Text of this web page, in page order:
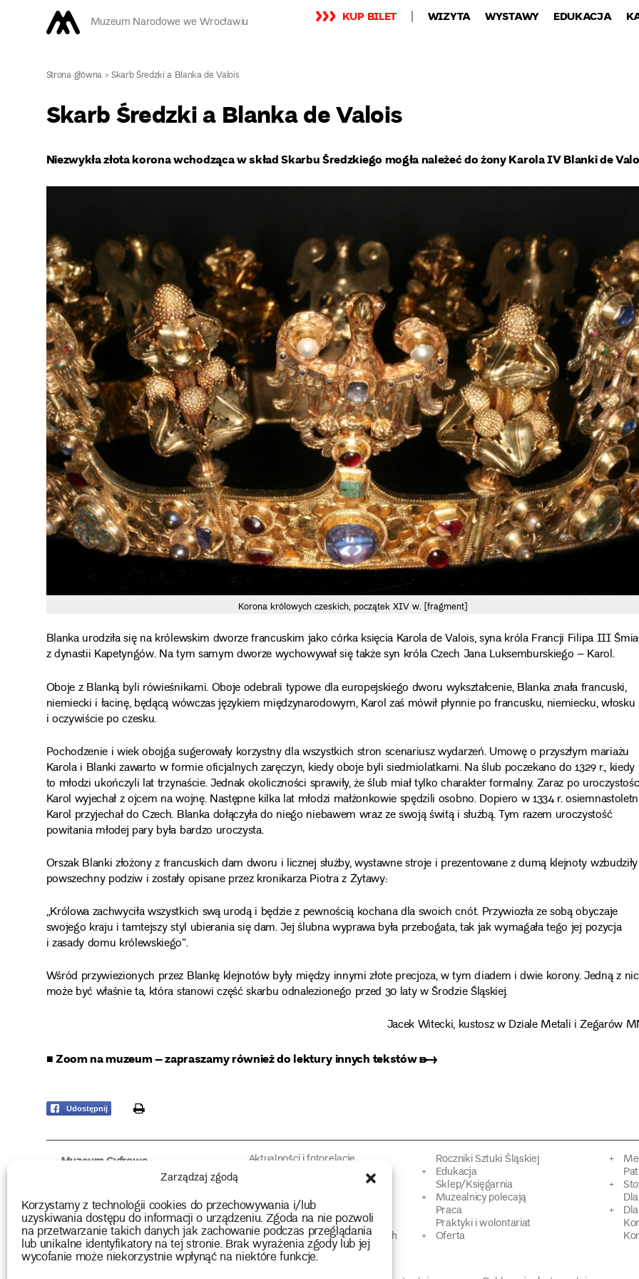
Zarządzaj zgodą
Korzystamy z technologii cookies do przechowywania i/lub
uzyskiwania dostępu do informacji o urządzeniu. Zgoda na nie pozwoli
na przetwarzanie takich danych jak zachowanie podczas przeglądania
lub unikalne identyfikatory na tej stronie. Brak wyrażenia zgody lub jej
wycofanie może niekorzystnie wpłynąć na niektóre funkcje.
Muzeum Narodowe we Wrocławiu KUP BILET WIZYTA WYSTAWY EDUKACJA
Strona główna>Skarb Średzki a Blanka de Valois
Skarb Średzki a Blanka de Valois
Niezwykła złota korona wchodząca w skład Skarbu Średzkiego mogła należeć do żony Karola IV Blanki de
Korona królowych czeskich, początek XIV w. [fragment]
Blanka urodziła się na królewskim dworze francuskim jako córka księcia Karola de Valois, syna króla Francji Filipa III
z dynastii Kapetyngów. Na tym samym dworze wychowywał się także syn króla Czech Jana Luksemburskiego – Karol.
Oboje z Blanką byli rówieśnikami. Oboje odebrali typowe dla europejskiego dworu wykształcenie, Blanka znała francuski,
niemiecki i łacinę, będącą wówczas językiem międzynarodowym, Karol zaś mówił płynnie po francusku, niemiecku, włosku
i oczywiście po czesku.
Pochodzenie i wiek obojga sugerowały korzystny dla wszystkich stron scenariusz wydarzeń. Umowę o przyszłym mariażu
Karola i Blanki zawarto w formie oficjalnych zaręczyn, kiedy oboje byli siedmiolatkami. Na ślub poczekano do 1329 r., kiedy
to młodzi ukończyli lat trzynaście. Jednak okoliczności sprawiły, że ślub miał tylko charakter formalny. Zaraz po
Karol wyjechał z ojcem na wojnę. Następne kilka lat młodzi małżonkowie spędzili osobno. Dopiero w 1334 r.
Karol przyjechał do Czech. Blanka dołączyła do niego niebawem wraz ze swoją świtą i służbą. Tym razem uroczystość
powitania młodej pary była bardzo uroczysta.
Orszak Blanki złożony z francuskich dam dworu i licznej służby, wystawne stroje i prezentowane z dumą klejnoty wzbudziły
powszechny podziw i zostały opisane przez kronikarza Piotra z Żytawy:
„Królowa zachwyciła wszystkich swą urodą i będzie z pewnością kochana dla swoich cnót. Przywiozła ze sobą obyczaje
swojego kraju i tamtejszy styl ubierania się dam. Jej ślubna wyprawa była przebogata, tak jak wymagała tego jej pozycja
i zasady domu królewskiego”.
Wśród przywiezionych przez Blankę klejnotów były między innymi złote precjoza, w tym diadem i dwie korony. Jedną z
może być właśnie ta, która stanowi część skarbu odnalezionego przed 30 laty w Środzie Śląskiej.
Jacek Witecki, kustosz w Dziale Metali i Zegarów
■ Zoom na muzeum – zapraszamy również do lektury innych tekstów ➸
Udostępnij print
Muzeum Cyfrowe
Użyczenia obiektów
Biblioteka
Wydawnictwo
Multimedia
Aktualności i fotorelacje
Muzealne rozmowy
Kolekcja
Europejskie Dni Dziedzictwa
Programy badań strat wojennych
Roczniki Sztuki Śląskiej
Edukacja
Sklep/Księgarnia
Muzealnicy polecają
Praca
Praktyki i wolontariat
Oferta